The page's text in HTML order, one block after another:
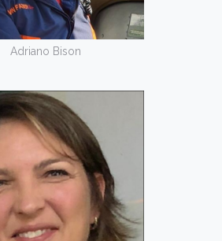
Adriano Bison